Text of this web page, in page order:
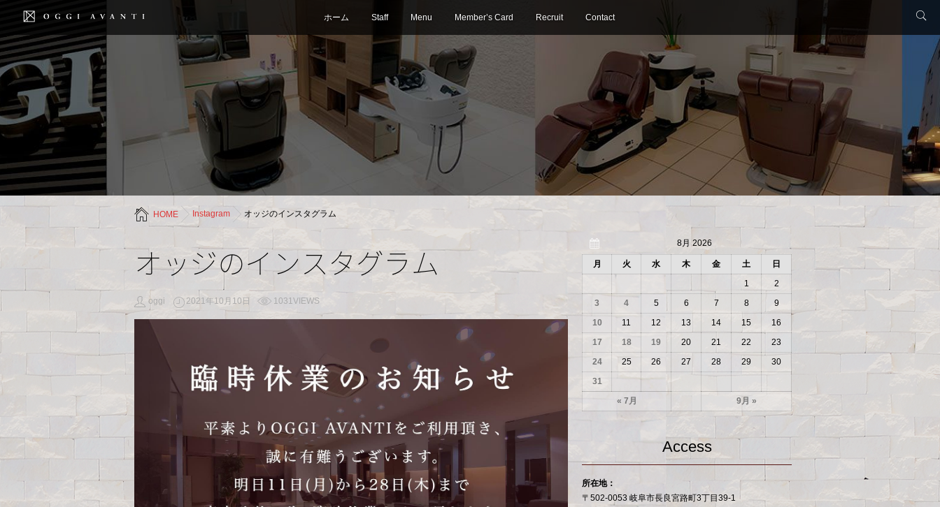
ホーム Staff Menu Member’s Card Recruit Contact
HOME Instagram オッジのインスタグラム
オッジのインスタグラム
oggi 2021年10月10日 1031VIEWS
8月 2026
月 火 水 木 金 土
日
1
2
3
4 5 6 7 8
9
10
11 12 13 14 15
16
17
18 19 20 21 22
23
24
25 26 27 28 29
30
31
« 7月
9月 »
Access
所在地：
〒502-0053 岐阜市長良宮路町3丁目39-1